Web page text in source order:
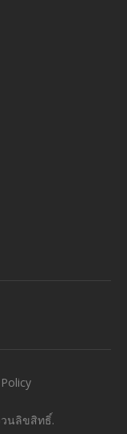
วนลิขสิทธิ์.